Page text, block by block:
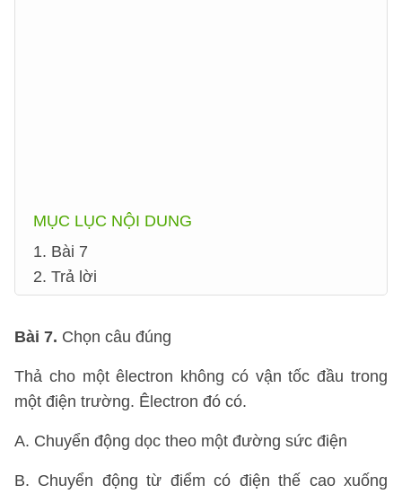
MỤC LỤC NỘI DUNG
1. Bài 7
2. Trả lời
Bài 7. Chọn câu đúng
Thả cho một êlectron không có vận tốc đầu trong
một điện trường. Êlectron đó có.
A. Chuyển động dọc theo một đường sức điện
B. Chuyển động từ điểm có điện thế cao xuống